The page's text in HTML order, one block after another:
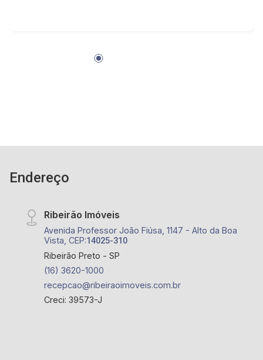
Endereço
Ribeirão Imóveis
Avenida Professor João Fiúsa, 1147 - Alto da Boa
Vista, CEP:14025-310
Ribeirão Preto - SP
(16) 3620-1000
recepcao@ribeiraoimoveis.com.br
Creci: 39573-J